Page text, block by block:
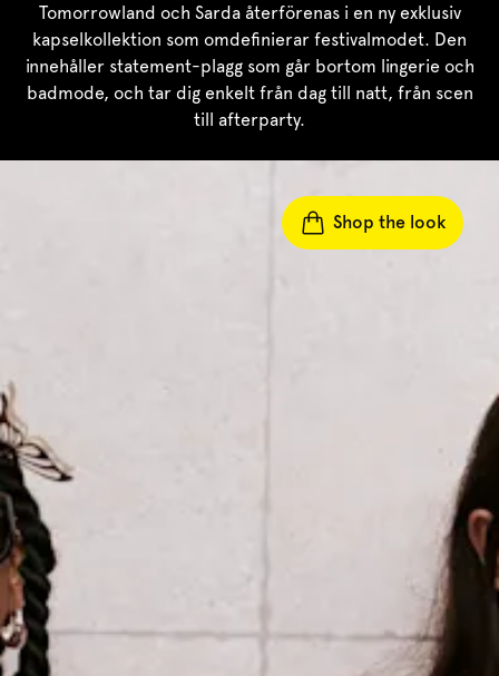
Tomorrowland och Sarda återförenas i en ny exklusiv
kapselkollektion som omdefinierar festivalmodet. Den
innehåller statement-plagg som går bortom lingerie och
badmode, och tar dig enkelt från dag till natt, från scen
till afterparty.
Shop the look